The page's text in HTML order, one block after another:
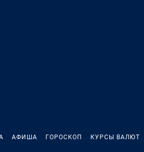
АФИША ГОРОСКОП КУРСЫ ВАЛЮТ